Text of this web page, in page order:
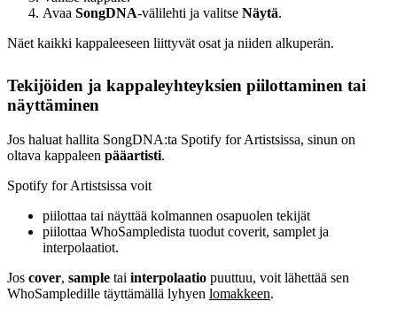
Avaa SongDNA-välilehti ja valitse Näytä.
Näet kaikki kappaleeseen liittyvät osat ja niiden alkuperän.
Tekijöiden ja kappaleyhteyksien piilottaminen tai
näyttäminen
Jos haluat hallita SongDNA:ta Spotify for Artistsissa, sinun on
oltava kappaleen pääartisti.
Spotify for Artistsissa voit
piilottaa tai näyttää kolmannen osapuolen tekijät
piilottaa WhoSampledista tuodut coverit, samplet ja
interpolaatiot.
Jos cover, sample tai interpolaatio puuttuu, voit lähettää sen
WhoSampledille täyttämällä lyhyen lomakkeen.